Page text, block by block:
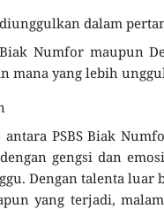
dalam
Biak Numfor maupun
mana yang lebih
antara PSBS Biak
gengsi dan
Dengan talenta luar
yang terjadi,